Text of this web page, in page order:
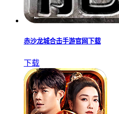
赤沙龙城合击手游官网下载
下载